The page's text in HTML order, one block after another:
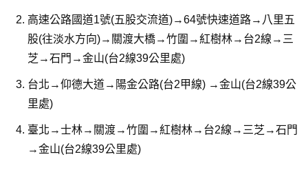
高速公路國道1號(五股交流道)→64號快速道路→八里五
股(往淡水方向)→關渡大橋→竹圍→紅樹林→台2線→三
芝→石門→金山(台2線39公里處)
台北→仰德大道→陽金公路(台2甲線) →金山(台2線39公
里處)
臺北→士林→關渡→竹圍→紅樹林→台2線→三芝→石門
→金山(台2線39公里處)